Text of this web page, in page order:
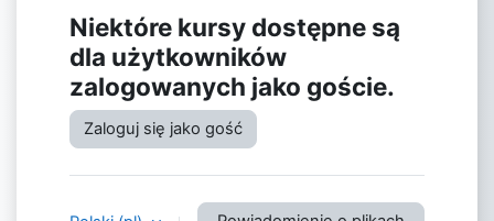
Niektóre kursy dostępne są
dla użytkowników
zalogowanych jako goście.
Zaloguj się jako gość